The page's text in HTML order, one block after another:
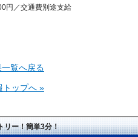
円／交通費別途支給
覧へ戻る
トップへ »
リー！簡単3分！